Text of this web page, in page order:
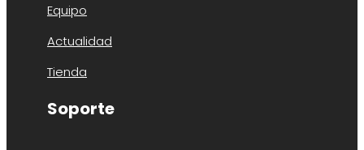
Equipo
Actualidad
Tienda
Soporte